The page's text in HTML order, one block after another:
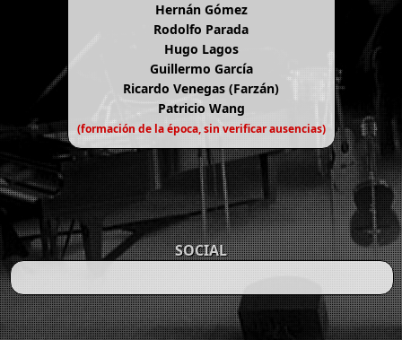
Hernán Gómez
Rodolfo Parada
Hugo Lagos
Guillermo García
Ricardo Venegas (Farzán)
Patricio Wang
(formación de la época, sin verificar ausencias)
SOCIAL